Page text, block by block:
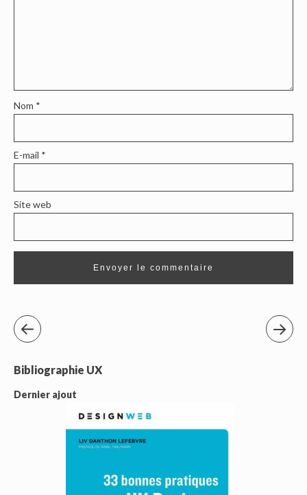
Nom *
E-mail *
Site web
Bibliographie UX
Dernier ajout